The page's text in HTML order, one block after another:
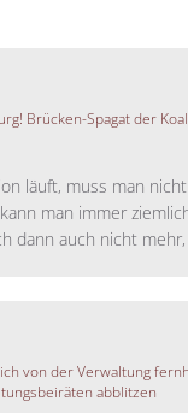
Brücken-Spagat der
läuft, muss man
man immer
dann auch nicht mehr,
von der Verwaltung
abblitzen